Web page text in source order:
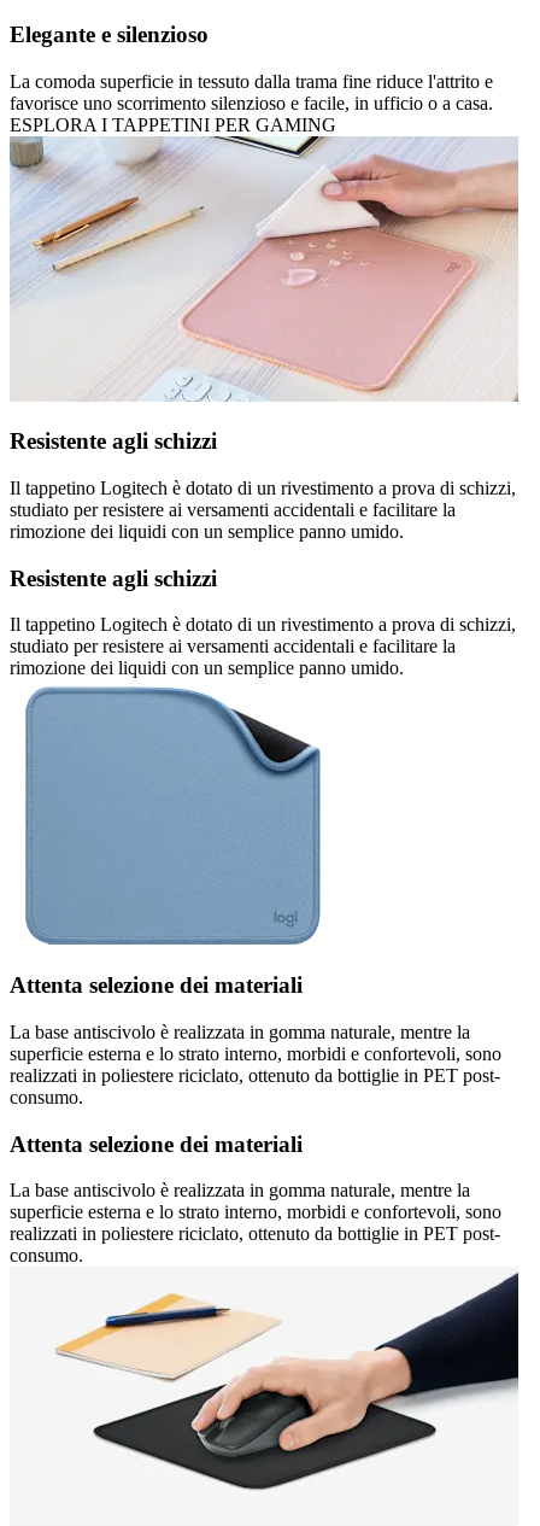
Elegante e silenzioso
La comoda superficie in tessuto dalla trama fine riduce l'attrito e
favorisce uno scorrimento silenzioso e facile, in ufficio o a casa.
ESPLORA I TAPPETINI PER GAMING
Resistente agli schizzi
Il tappetino Logitech è dotato di un rivestimento a prova di schizzi,
studiato per resistere ai versamenti accidentali e facilitare la
rimozione dei liquidi con un semplice panno umido.
Resistente agli schizzi
Il tappetino Logitech è dotato di un rivestimento a prova di schizzi,
studiato per resistere ai versamenti accidentali e facilitare la
rimozione dei liquidi con un semplice panno umido.
Attenta selezione dei materiali
La base antiscivolo è realizzata in gomma naturale, mentre la
superficie esterna e lo strato interno, morbidi e confortevoli, sono
realizzati in poliestere riciclato, ottenuto da bottiglie in PET post-
consumo.
Attenta selezione dei materiali
La base antiscivolo è realizzata in gomma naturale, mentre la
superficie esterna e lo strato interno, morbidi e confortevoli, sono
realizzati in poliestere riciclato, ottenuto da bottiglie in PET post-
consumo.